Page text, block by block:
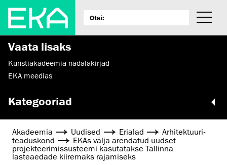
Vaata lisaks
Kunstiakadeemia nädalakirjad
EKA meedias
Kategooriad
Akadeemia Uudised Erialad
Arhitektuuri­
teaduskond
EKAs välja arendatud uudset
projekteerimissüsteemi kasutatakse Tallinna
lasteaedade kiiremaks rajamiseks